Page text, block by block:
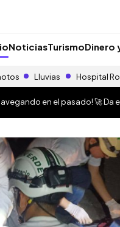
NoticiasTurismoDinero
Lluvias Hospital
en el pasado! 🚀 Da